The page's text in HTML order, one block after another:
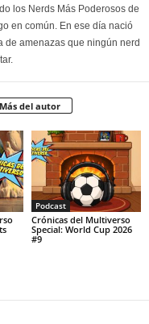
los Nerds Más Poderosos de
en común. En ese día nació
de amenazas que ningún nerd
Más del autor
Podcast
Crónicas del Multiverso
Special: World Cup 2026
#9